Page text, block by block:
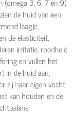
de huid van een
laagje,
de elasticiteit,
irritatie, roodheid
en vullen het
in de huid aan,
zij haar eigen vocht
kan houden en de